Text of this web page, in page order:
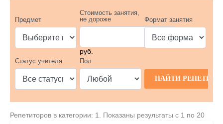
Предмет
Стоимость занятия,
не дороже
руб.
Формат занятия
Статус учителя Пол
Репетиторов в категории: 1. Показаны результаты с 1 по 20